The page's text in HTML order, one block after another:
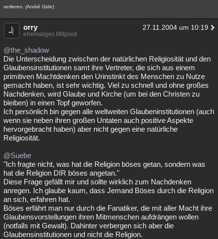
verlieren. (André Gide)
orry 27.11.2004 um 10:19
ehemaliges Mitglied
@the_shadow
Die Unterscheidung zwischen der natürlichen Religiosität und den
Glaubensinstitutionen samt ihre Vertreter, die sich aus einem
primitiven Machtdenken den Urinstinkt des Menschen zu Nutze
gemacht haben, ist sehr wichtig. Viel zu schnell und ohne großes
Nachdenken, wird Glaube und Kirche (um bei den Christen zu
bleiben) in einen Topf geworfen.
Ich persönlich bin gegen alle weltweiten Glaubeninstitutionen (auch
wenn sie neben ihren großen Untaten auch positive Aspekte
hervorgebracht haben) aber nicht gegen eine natürliche
Religiosität.
@Suebe
"Ich fragte nicht, was hat die Religion böses getan, sondern was
hat die Religion DIR böses angetan."
Diese Frage gefällt mir und sollte wirklich zum Nachdenken
anregen. Ich glaube kaum, dass Jemand Böses durch die Religion
an sich, erfahren hat.
Böses erfährt man nur durch die Fanatiker, die mit aller Macht ihre
Glaubensvorstellungen ihren Mitmenschen aufdrängen wollen
(notfalls mit Gewalt). Dahinter verbergen sich aber die
Glaubensinstitutionen und nicht die Religion.